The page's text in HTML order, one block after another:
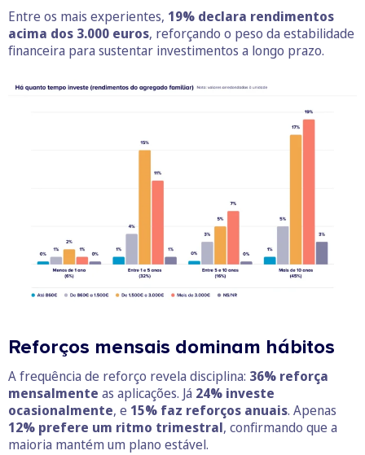
Entre os mais experientes, 19% declara rendimentos
acima dos 3.000 euros, reforçando o peso da estabilidade
financeira para sustentar investimentos a longo prazo.
Reforços mensais dominam hábitos
A frequência de reforço revela disciplina: 36% reforça
mensalmente as aplicações. Já 24% investe
ocasionalmente, e 15% faz reforços anuais. Apenas
12% prefere um ritmo trimestral, confirmando que a
maioria mantém um plano estável.